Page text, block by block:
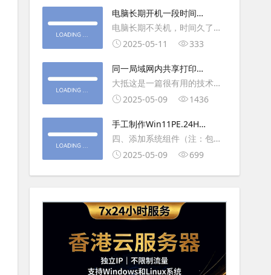
大利
操作虚拟主机，鼠标会非常
钝，这是因为虚拟机没有鼠标
驱动，通过安装vmwaretool后
就可以解决此问
电脑长期开机一段时间就
卡顿怎么处理
电脑长期不关机，时间久了就
会一直卡，CPU和内存都没占
久，打开任务管理器5秒钟。一
般重启下电脑就可以了或重启
下资源管理器(explorer.exe进
程).
2025-05-11 333
同一局域网内共享打印机
的连接及相关问题解决方
法
大抵这是一篇很有用的技术教
程文章吧！涉及的内容普遍而
不自觉地点赞收藏吧~包含内容
有：共享前的准备工作在设置
打印机共享之前，你得先确保
两台电脑
2025-05-09 1436
手工制作Win11PE.24H2
LTSC2024详细教程2
四、添加系统组件（注：包含
DWM、BitLocker解锁、MMC
第5卷提取以下文件到BOOT文
件夹：;DWM桌面窗口管理器
2025-05-09 699